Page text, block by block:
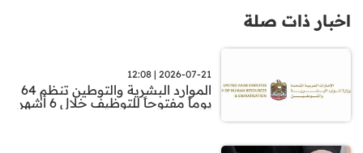
اخبار ذات صلة
2026-07-21 | 12:08
الموارد البشرية والتوطين تنظم 64
يوماً مفتوحاً للتوظيف خلال 6 أشهر